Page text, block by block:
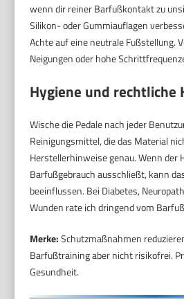
wenn dir reiner Barfußkontakt zu
Silikon- oder Gummiauflagen
Achte auf eine neutrale Fußstellung.
Neigungen oder hohe
Hygiene und rechtliche
Wische die Pedale nach jeder
Reinigungsmittel, die das Material
Herstellerhinweise genau. Wenn der
Barfußgebrauch ausschließt, kann
beeinflussen. Bei Diabetes,
Wunden rate ich dringend vom
Merke:Schutzmaßnahmen
Barfußtraining aber nicht risikofrei.
Gesundheit.